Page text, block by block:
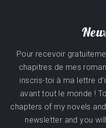
Pour recevoir
chapitres de mes
inscris-toi à ma lettre
avant tout le monde !
chapters of my novels
newsletter and you